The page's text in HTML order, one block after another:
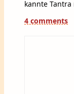
kannte
4 comments